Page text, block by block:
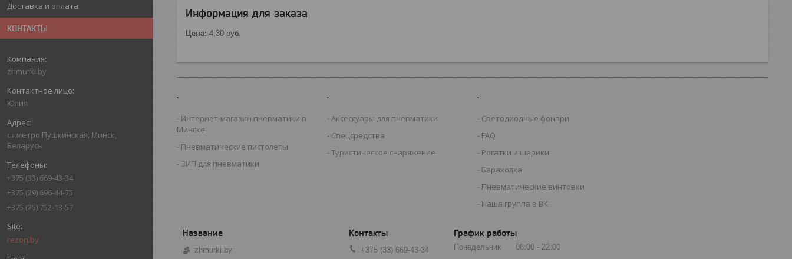
Доставка и оплата
КОНТАКТЫ
zhmurki.by
Юлия
ст.метро Пушкинская, Минск,
Беларусь
+375 (33) 669-43-34
+375 (29) 696-44-75
+375 (25) 752-13-57
rezon.by
Информация для заказа
Цена: 4,30 руб.
.
Интернет-магазин пневматики в
Минске
Пневматические пистолеты
ЗИП для пневматики
.
Аксессуары для пневматики
Спецсредства
Туристическое снаряжение
.
Светодиодные фонари
FAQ
Рогатки и шарики
Барахолка
Пневматические винтовки
Наша группа в ВК
zhmurki.by
+375 (33) 669-43-34
График работы
Понедельник 08:00
22:00